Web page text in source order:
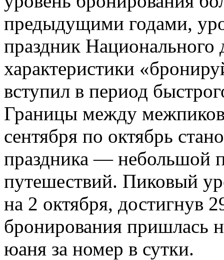
предыдущими годами,
праздник Национального
характеристики
вступил в период
Границы между
сентября по октябрь
праздника — небольшой
путешествий. Пиковый
на 2 октября, достигнув
бронирования пришлась
юаня за номер в сутки.